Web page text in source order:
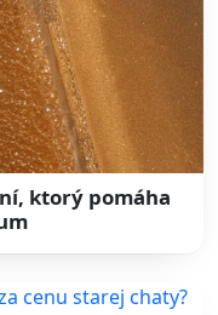
ktorý pomáha